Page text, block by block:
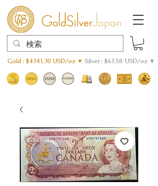
Gold : $4341.30 USD/oz ▼ Silver : $63.58 USD/oz ▼